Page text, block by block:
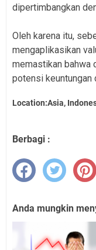
dipertimbangkan
Oleh karena itu,
mengaplikasikan
memastikan bahwa
potensi keuntungan
Location:Asia,
Berbagi :
Anda mungkin